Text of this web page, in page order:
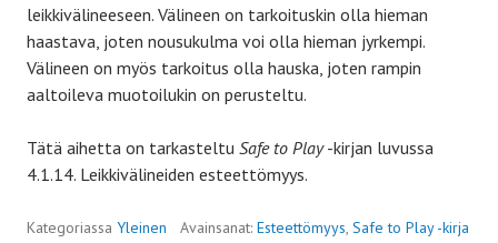
leikkivälineeseen. Välineen on tarkoituskin olla hieman
haastava, joten nousukulma voi olla hieman jyrkempi.
Välineen on myös tarkoitus olla hauska, joten rampin
aaltoileva muotoilukin on perusteltu.
Tätä aihetta on tarkasteltu Safe to Play-kirjan luvussa
4.1.14. Leikkivälineiden esteettömyys.
Kategoriassa Yleinen Avainsanat: Esteettömyys, Safe to Play -kirja